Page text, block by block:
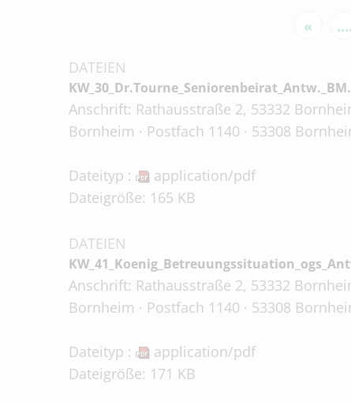
« ....
DATEIEN
Anschrift: Rathausstraße 2, 53332
Bornheim · Postfach 1140 · 53308
Dateityp :
application/pdf
Dateigröße: 165 KB
DATEIEN
Anschrift: Rathausstraße 2, 53332
Bornheim · Postfach 1140 · 53308
Dateityp :
application/pdf
Dateigröße: 171 KB